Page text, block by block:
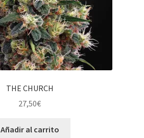
THE CHURCH
27,50€
Añadir al carrito